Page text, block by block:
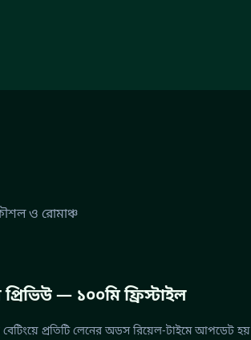
ও রোমাঞ্চ
— ১০০মি ফ্রিস্টাইল
প্রতিটি লেনের অডস রিয়েল-টাইমে আপডেট হয়